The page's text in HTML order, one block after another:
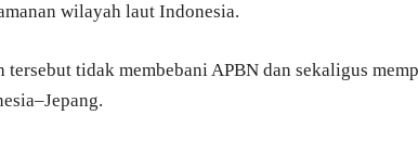
wilayah laut Indonesia.
tersebut tidak membebani APBN dan sekaligus